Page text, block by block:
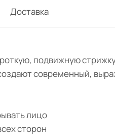
Доставка
подвижную
современный,
лицо
сторон